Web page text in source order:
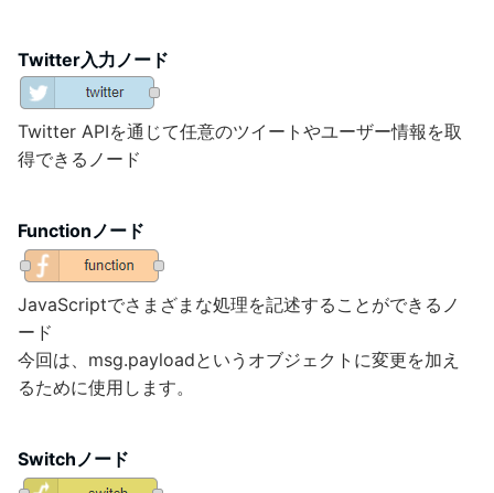
Twitter入力ノード
Twitter APIを通じて任意のツイートやユーザー情報を取
得できるノード
Functionノード
JavaScriptでさまざまな処理を記述することができるノ
ード
今回は、msg.payloadというオブジェクトに変更を加え
るために使用します。
Switchノード